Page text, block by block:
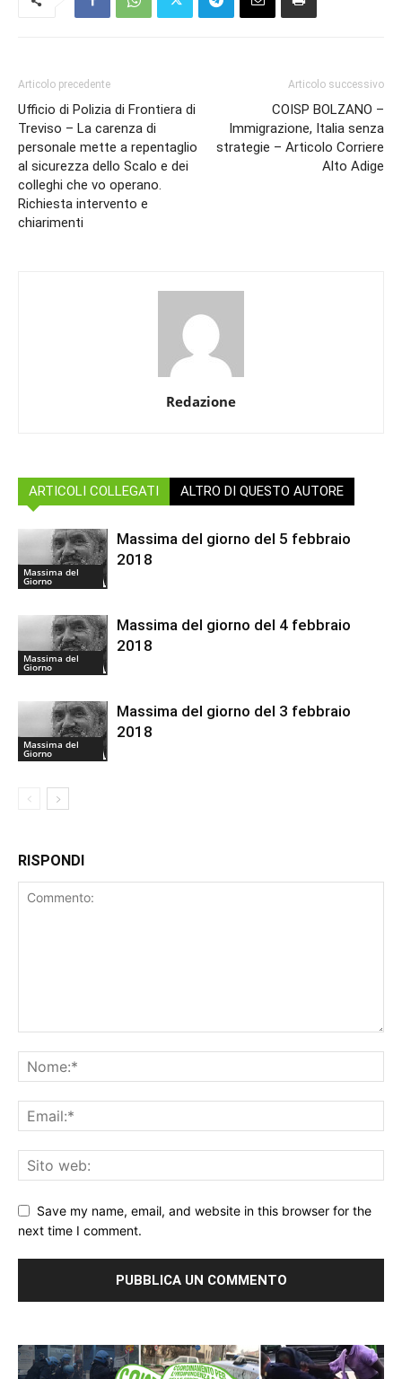
Articolo precedente
Ufficio di Polizia di Frontiera di
Treviso – La carenza di
personale mette a repentaglio
al sicurezza dello Scalo e dei
colleghi che vo operano.
Richiesta intervento e
chiarimenti
Articolo successivo
COISP BOLZANO –
Immigrazione, Italia senza
strategie – Articolo Corriere
Alto Adige
Redazione
ARTICOLI COLLEGATI ALTRO DI QUESTO AUTORE
Massima del
Giorno
Massima del giorno del 5 febbraio
2018
Massima del
Giorno
Massima del giorno del 4 febbraio
2018
Massima del
Giorno
Massima del giorno del 3 febbraio
2018
RISPONDI
Save my name, email, and website in this browser for the
next time I comment.